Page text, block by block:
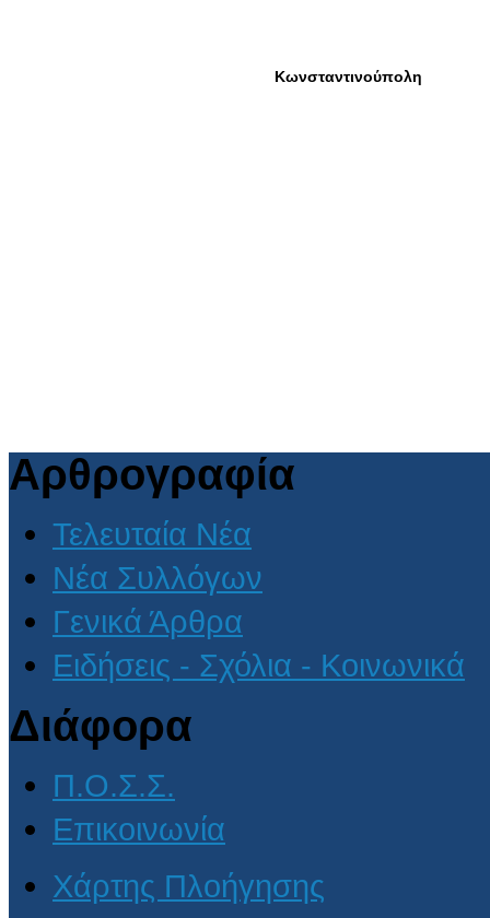
Αρθρογραφία
Τελευταία Νέα
Νέα Συλλόγων
Γενικά Άρθρα
Ειδήσεις - Σχόλια - Κοινωνικά
Διάφορα
Π.Ο.Σ.Σ.
Επικοινωνία
Χάρτης Πλοήγησης